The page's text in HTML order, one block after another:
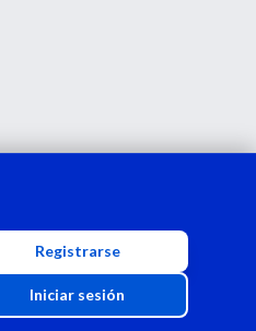
Registrarse
Iniciar sesión